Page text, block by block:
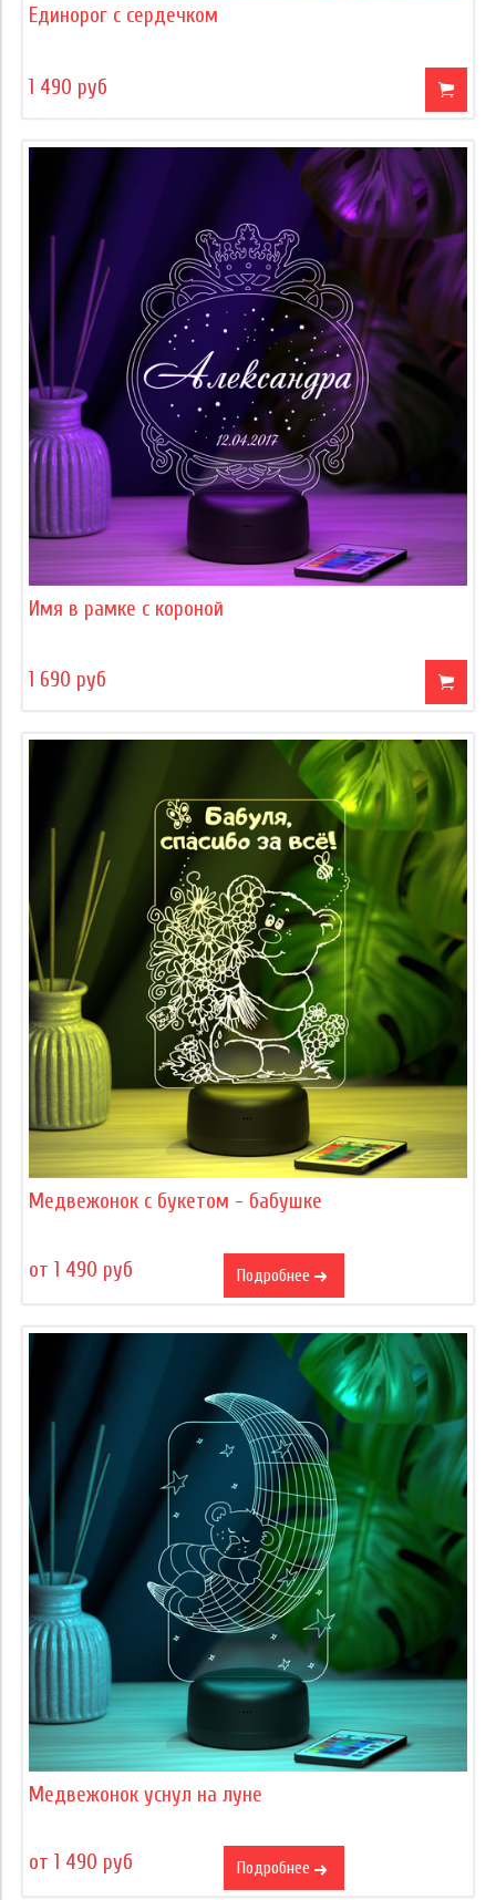
Единорог с сердечком
1 490 руб
Имя в рамке с короной
1 690 руб
Медвежонок с букетом - бабушке
от 1 490 руб Подробнее
Медвежонок уснул на луне
от 1 490 руб Подробнее